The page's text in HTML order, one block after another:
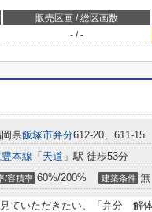
販売区画 / 総区画数
- / -
県飯塚市弁分612-20、611-15
本線 「 天道 」駅 徒歩53分
/容積率 60%/200% 建築条件 無
ていただきたい、「弁分 解